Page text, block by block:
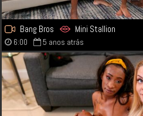
Bang Bros Mini Stallion
6:00 5 anos atrás